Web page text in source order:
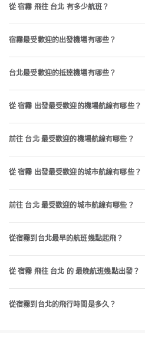
從 宿霧 飛往 台北 有多少航班？
宿霧最受歡迎的出發機場有哪些？
台北最受歡迎的抵達機場有哪些？
從 宿霧 出發最受歡迎的機場航線有哪些？
前往 台北 最受歡迎的機場航線有哪些？
從 宿霧 出發最受歡迎的城市航線有哪些？
前往 台北 最受歡迎的城市航線有哪些？
從宿霧到台北最早的航班幾點起飛？
從 宿霧 飛往 台北 的 最晚航班幾點出發？
從宿霧到台北的飛行時間是多久？